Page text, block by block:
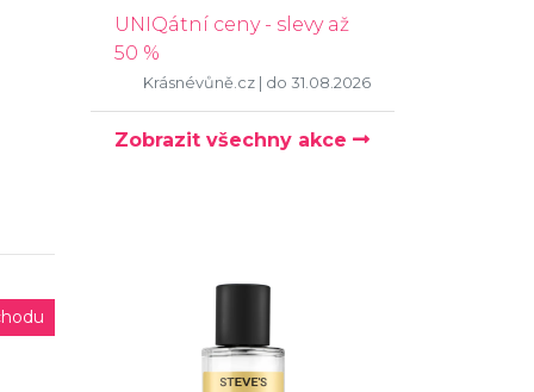
UNIQátní ceny - slevy až
50 %
Krásnévůně.cz | do 31.08.2026
Zobrazit všechny akce